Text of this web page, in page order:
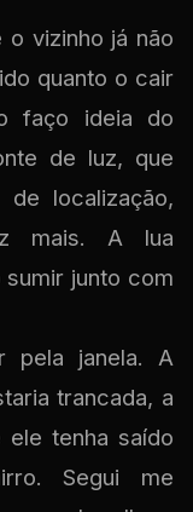
o vizinho já não
quanto o cair
faço ideia do
de luz, que
localização,
mais. A lua
junto com
pela janela. A
trancada, a
ele tenha saído
Segui me